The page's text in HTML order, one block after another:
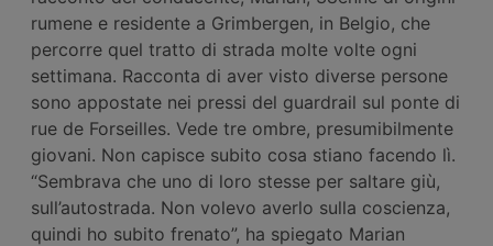
rumene e residente a Grimbergen, in Belgio, che
percorre quel tratto di strada molte volte ogni
settimana. Racconta di aver visto diverse persone
sono appostate nei pressi del guardrail sul ponte di
rue de Forseilles. Vede tre ombre, presumibilmente
giovani. Non capisce subito cosa stiano facendo lì.
“Sembrava che uno di loro stesse per saltare giù,
sull’autostrada. Non volevo averlo sulla coscienza,
quindi ho subito frenato”, ha spiegato Marian